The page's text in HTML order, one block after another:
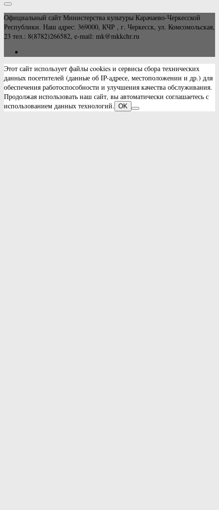
Официальный сайт Министерства культуры Карачаево-Черкесской
Республики. Наш адрес: 369000, КЧР , г. Черкесск, ул. Комсомольская,
23 тел.: 8(8782)266582, e-mail: mk@mkkchr.ru
Этот сайт использует файлы cookies и сервисы сбора технических
данных посетителей (данные об IP-адресе, местоположении и др.) для
обеспечения работоспособности и улучшения качества обслуживания.
Продолжая использовать наш сайт, вы автоматически соглашаетесь с
использованием данных технологий. OK